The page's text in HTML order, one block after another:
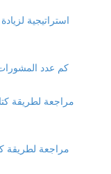
استراتيجية
كم عدد المشورات
مراجعة لطريقة
مراجعة لطريقة